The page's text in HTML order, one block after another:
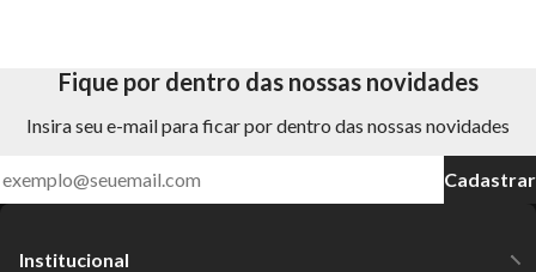
Fique por dentro das nossas novidades
Insira seu e-mail para ficar por dentro das nossas novidades
Cadastrar
Institucional